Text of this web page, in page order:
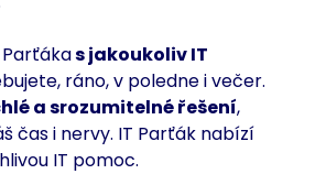
s jakoukoliv IT
ráno, v poledne i večer.
a srozumitelné řešení,
čas i nervy. IT Parťák nabízí
IT pomoc.